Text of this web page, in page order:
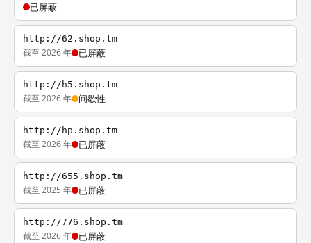
已屏蔽
http://62.shop.tm
截至 2026 年 已屏蔽
http://h5.shop.tm
截至 2026 年 间歇性
http://hp.shop.tm
截至 2026 年 已屏蔽
http://655.shop.tm
截至 2025 年 已屏蔽
http://776.shop.tm
截至 2026 年 已屏蔽